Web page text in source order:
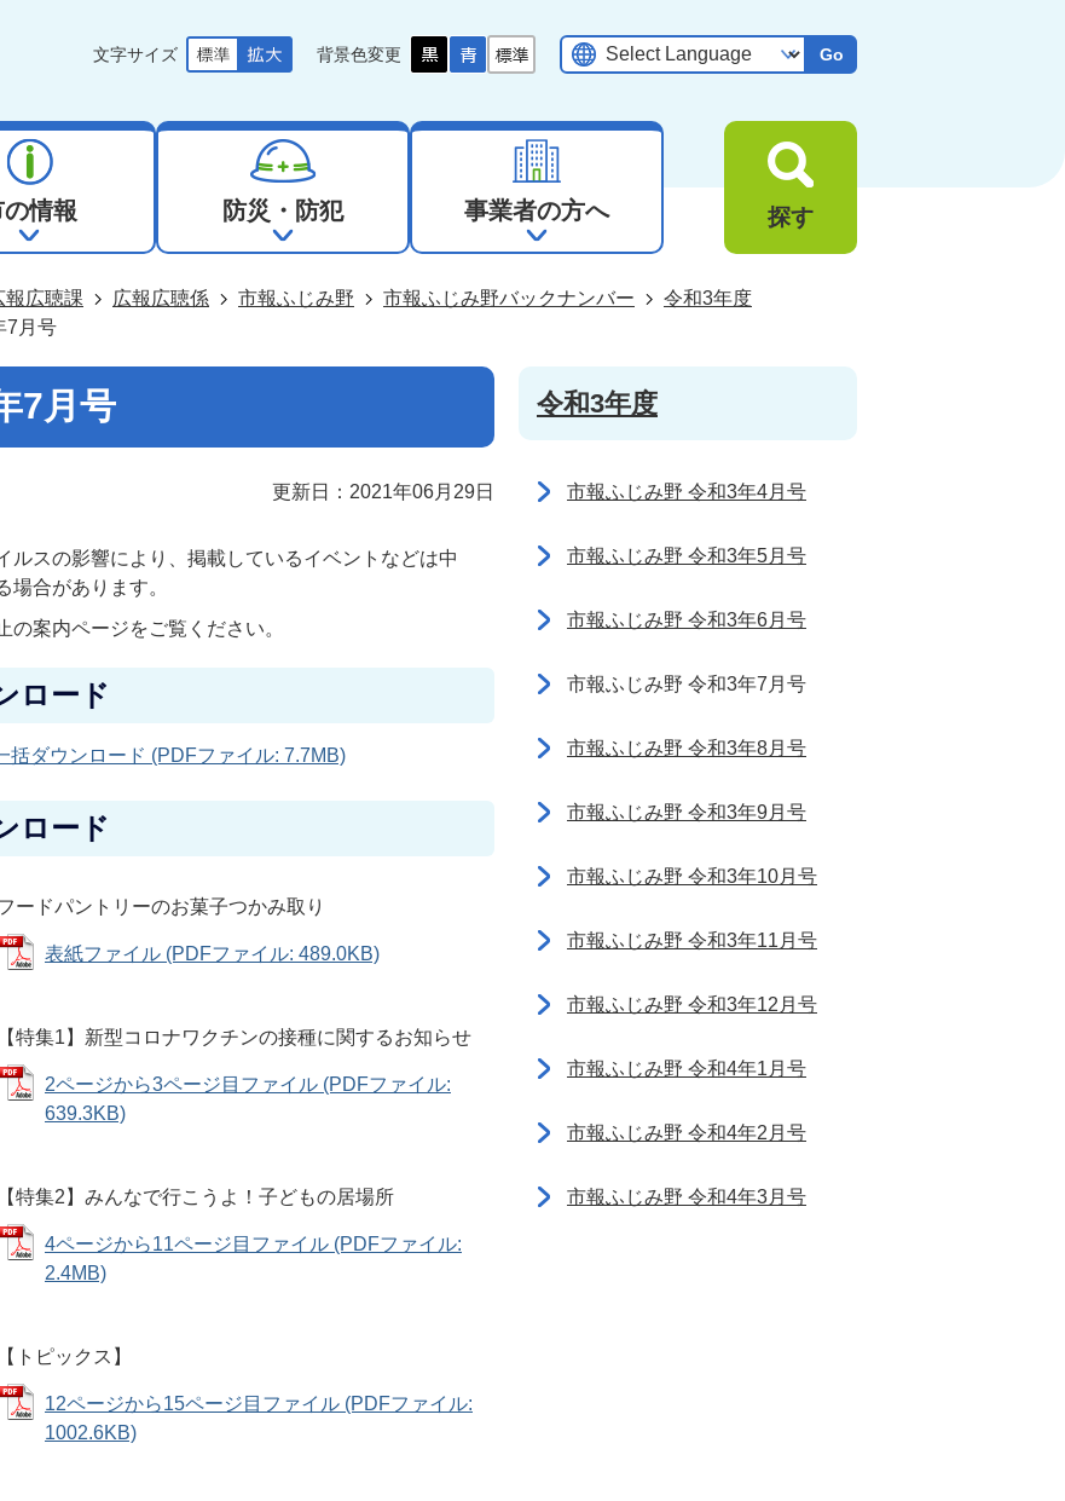
文字サイズ 背景色変更 Go
情報 防災・防犯 事業者の方へ 探す
報広聴課 広報広聴係 市報ふじみ野 市報ふじみ野バックナンバー
令和3年度
7月号
7月号
更新日：2021年06月29日
ルスの影響により、掲載しているイベントなどは中
場合があります。
の案内ページをご覧ください。
ロード
括ダウンロード (PDFファイル: 7.7MB)
ロード
ードパントリーのお菓子つかみ取り
表紙ファイル (PDFファイル: 489.0KB)
【特集1】新型コロナワクチンの接種に関するお知らせ
2ページから3ページ目ファイル (PDFファイル:
639.3KB)
【特集2】みんなで行こうよ！子どもの居場所
4ページから11ページ目ファイル (PDFファイル:
2.4MB)
【トピックス】
12ページから15ページ目ファイル (PDFファイル:
1002.6KB)
令和3年度
市報ふじみ野 令和3年4月号
市報ふじみ野 令和3年5月号
市報ふじみ野 令和3年6月号
市報ふじみ野 令和3年7月号
市報ふじみ野 令和3年8月号
市報ふじみ野 令和3年9月号
市報ふじみ野 令和3年10月号
市報ふじみ野 令和3年11月号
市報ふじみ野 令和3年12月号
市報ふじみ野 令和4年1月号
市報ふじみ野 令和4年2月号
市報ふじみ野 令和4年3月号